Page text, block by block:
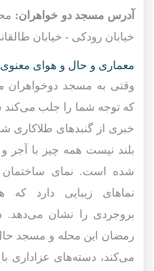
آدرس مسجد دو خواهران:
خیابان رودکی - خیابان
معماری و حال و هوای
وقتی به مسجد دوخواهران
که توجه شما را جلب می‌کند
خبری از گنبدهای طلاکاری
بلند نیست همه چیز با آجر
شده است. نمای
نماهای زیبایی دارد
بروجردی را نشان می‌دهد.
رمضان این محله و مسجد
می‌کند، دسته‌های عزاداری